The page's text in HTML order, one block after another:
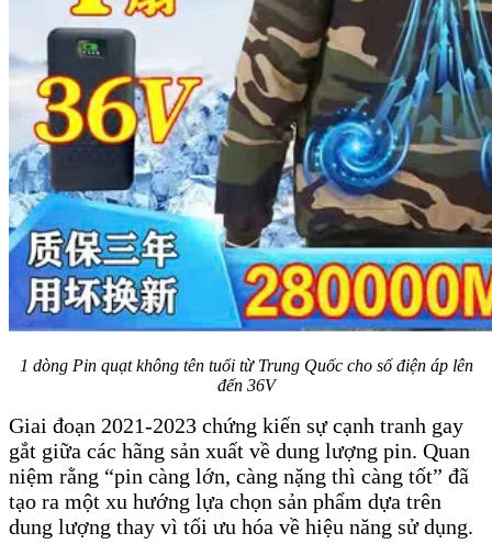
1 dòng Pin quạt không tên tuổi từ Trung Quốc cho số điện áp lên
đến 36V
Giai đoạn 2021-2023 chứng kiến sự cạnh tranh gay
gắt giữa các hãng sản xuất về dung lượng pin. Quan
niệm rằng “pin càng lớn, càng nặng thì càng tốt” đã
tạo ra một xu hướng lựa chọn sản phẩm dựa trên
dung lượng thay vì tối ưu hóa về hiệu năng sử dụng.